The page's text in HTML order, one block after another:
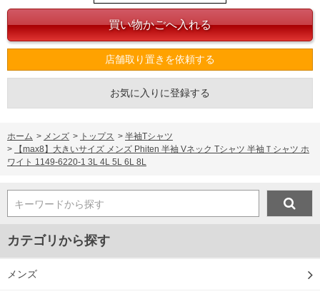
店舗取り置きを依頼する
お気に入りに登録する
ホーム > メンズ > トップス > 半袖Tシャツ
>
【max8】大きいサイズ メンズ Phiten 半袖 Vネック Tシャツ 半袖Ｔシャツ ホ
ワイト 1149-6220-1 3L 4L 5L 6L 8L
キーワードから探す
カテゴリから探す
メンズ